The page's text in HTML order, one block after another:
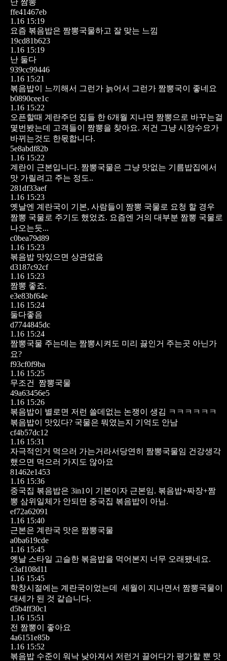
ffe41467eb
1.16 15:19
요즘 볶음밥은 짬뽕국물하고 잘 맞는 느낌
19cd81b623
1.16 15:19
난 둘다
939cc99446
1.16 15:21
볶음밥이 느끼해서 그런가 늙어서 그런가 짬뽕국이 좋네요
b0890cee1c
1.16 15:22
오픈할때 계란주던 집들 한 6개월 지나면 짬뽕으로 바꾸는걸
몇번봤는데 고객들이 짬뽕을 찾아요. 저건 그냥 시장수요가
바뀌는것도 한몫합니다.
5e8abdf82b
1.16 15:22
계란이 근본입니다. 짬뽕국물은 그냥 맛없는 기름밥집에서
맛 가릴려고 주는 정도..
281df33aef
1.16 15:23
옛날엔 계란국이 기본, 사람들이 짬뽕 국물로 요청 할 경우
짬뽕 국물로 주기도 했었죠. 요즘엔 거의 대부분 짬뽕 국물로
나오는듯...
c0bea79d89
1.16 15:23
볶음밥 맛있으면 상관없음
d3187c92cf
1.16 15:23
짬뽕 좋죠.
e3e83bf64e
1.16 15:24
둘다좋음
d7744845dc
1.16 15:24
짬뽕국물 주는데는 짬뽕시켜도 미리 끓인거 주는곳 아닌가
요?
f93cf0f9ba
1.16 15:25
무조건 짬뽕국물
49a63456e5
1.16 15:26
볶음밥이 별로면 저런 쓸데없는 논쟁이 생김 ㅋㅋㅋㅋㅋㅋ
볶음밥이 맛있다? 국물은 뭐였는지 기억도 안남
cf4b57dc12
1.16 15:31
자극적인거 먹으러 가는거라서당연히 짬뽕국물임 건강생각
했으면 먹으러 가지도 않아요
81462e1453
1.16 15:36
중국집 볶음밥은 3in1이 기본이자 근본임. 볶음밥+짜장+짬
뽕 삼위일체가 안되면 중국집 볶음밥이 아님.
ef72a62091
1.16 15:40
근본은 계란국 맛은 짬뽕국물
a0ba619cde
1.16 15:45
옛날 스타일 고슬한 볶음밥을 먹어본지 너무 오래됐네요.
c3af108d11
1.16 15:45
학창시절에는 계란국이었는데 세월이 지나면서 짬뽕국물이
대세가 된 것 같습니다.
d5b4ff30c1
1.16 15:51
전 짬뽕이 좋아요
4a6151e85b
1.16 15:52
볶음밥 수준이 워낙 낮아져서 저런거 끌어다가 평가할 뿐 맛